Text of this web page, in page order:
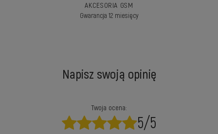
AKCESORIA GSM
Gwarancja 12 miesięcy
Napisz swoją opinię
Twoja ocena:
5/5